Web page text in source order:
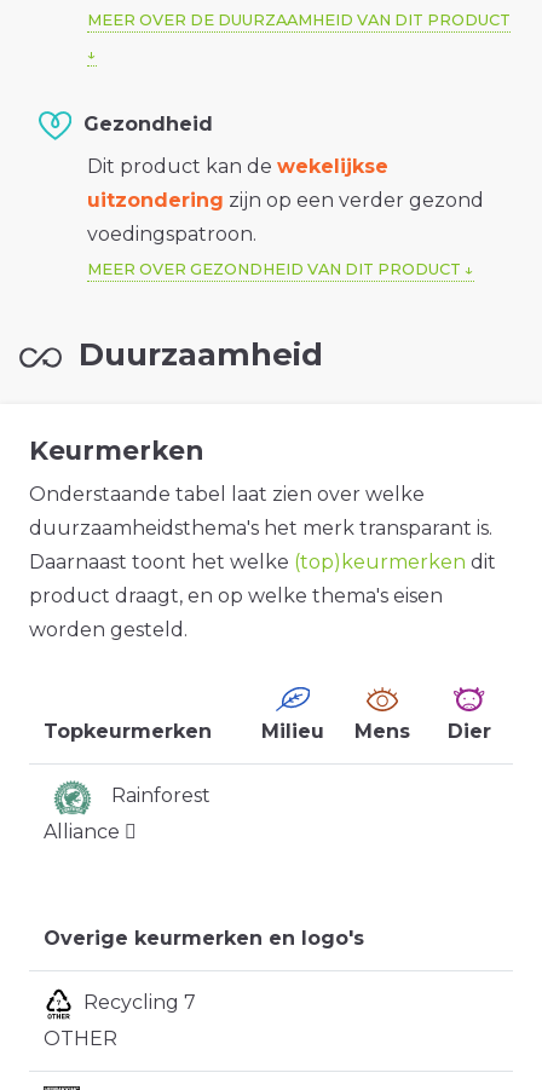
MEER OVER DE DUURZAAMHEID VAN DIT PRODUCT
Gezondheid
Dit product kan de wekelijkse
uitzondering zijn op een verder gezond
voedingspatroon.
MEER OVER GEZONDHEID VAN DIT PRODUCT
Duurzaamheid
Keurmerken
Onderstaande tabel laat zien over welke
duurzaamheidsthema's het merk transparant is.
Daarnaast toont het welke (top)keurmerken dit
product draagt, en op welke thema's eisen
worden gesteld.
Topkeurmerken Milieu Mens Dier
Rainforest
Alliance
Overige keurmerken en logo's
Recycling 7
OTHER